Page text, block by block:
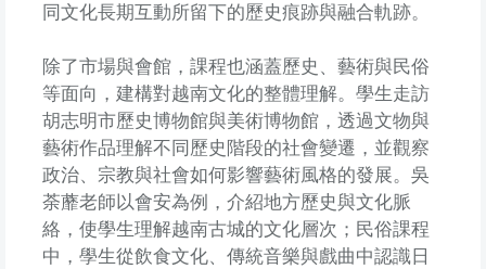
同文化長期互動所留下的歷史痕跡與融合軌跡。
除了市場與會館，課程也涵蓋歷史、藝術與民俗
等面向，建構對越南文化的整體理解。學生走訪
胡志明市歷史博物館與美術博物館，透過文物與
藝術作品理解不同歷史階段的社會變遷，並觀察
政治、宗教與社會如何影響藝術風格的發展。吳
荼蘼老師以會安為例，介紹地方歷史與文化脈
絡，使學生理解越南古城的文化層次；民俗課程
中，學生從飲食文化、傳統音樂與戲曲中認識日